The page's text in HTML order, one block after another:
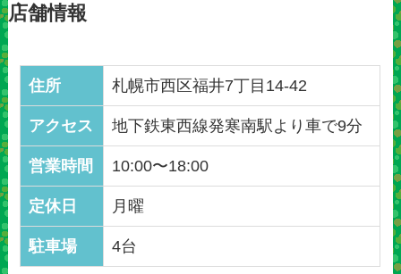
店舗情報
住所 札幌市西区福井7丁目14-42
アクセス 地下鉄東西線発寒南駅より車で9分
営業時間 10:00〜18:00
定休日 月曜
駐車場 4台